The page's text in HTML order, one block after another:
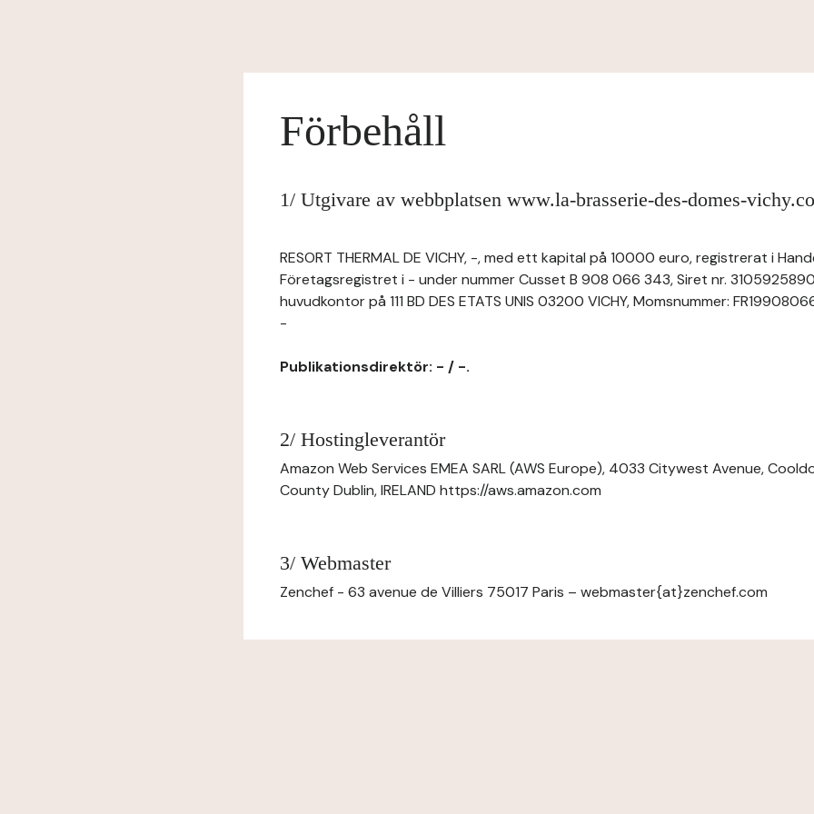
Förbehåll
1/ Utgivare av webbplatsen www.la-brasserie-des-domes-
RESORT THERMAL DE VICHY, -, med ett kapital på 10000 euro, registrerat i
Företagsregistret i - under nummer Cusset B 908 066 343, Siret nr.
huvudkontor på 111 BD DES ETATS UNIS 03200 VICHY, Momsnummer:
-
Publikationsdirektör: - / -.
2/ Hostingleverantör
Amazon Web Services EMEA SARL (AWS Europe), 4033 Citywest Avenue,
County Dublin, IRELAND https://aws.amazon.com
3/ Webmaster
Zenchef - 63 avenue de Villiers 75017 Paris – webmaster{at}zenchef.com